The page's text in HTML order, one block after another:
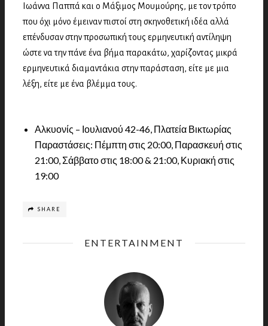
Ιωάννα Παππά και ο Μάξιμος Μουμούρης, με τον τρόπο
που όχι μόνο έμειναν πιστοί στη σκηνοθετική ιδέα αλλά
επένδυσαν στην προσωπική τους ερμηνευτική αντίληψη
ώστε να την πάνε ένα βήμα παρακάτω, χαρίζοντας μικρά
ερμηνευτικά διαμαντάκια στην παράσταση, είτε με μια
λέξη, είτε με ένα βλέμμα τους.
Αλκυονίς – Ιουλιανού 42-46, Πλατεία Βικτωρίας
Παραστάσεις: Πέμπτη στις 20:00, Παρασκευή στις
21:00, Σάββατο στις 18:00 & 21:00, Κυριακή στις
19:00
SHARE
ENTERTAINMENT